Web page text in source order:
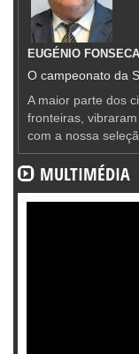
EUGÉNIO FONSECA
O campeonato da
A maior parte dos
fronteiras,
com a nossa
MULTIMÉDIA